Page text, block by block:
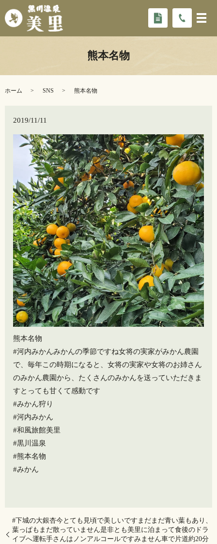
熊本名物
ホーム SNS 熊本名物
2019/11/11
熊本名物
#河内みかんみかんの季節ですね女将の実家がみかん農園
で、毎年この時期になると、女将の実家や女将のお姉さん
のみかん農園から、たくさんのみかんを送っていただきま
すとっても甘くて感動です
#みかん狩り
#河内みかん
#和風旅館美里
#黒川温泉
#熊本名物
#みかん
#下城の大銀杏今とても見頃で美しいですまだまだ青い葉もあり、
葉っぱもまだ散っていません是非とも美里に泊まって食後のドラ
イブへ運転手さんはノンアルコールですみません車で片道約20分